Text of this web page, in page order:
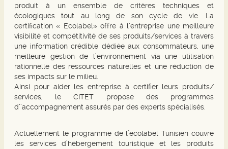
produit à un ensemble de critères techniques et
écologiques tout au long de son cycle de vie. La
certification « Ecolabel» offre à l’entreprise une meilleure
visibilité et compétitivité de ses produits/services à travers
une information crédible dédiée aux consommateurs, une
meilleure gestion de l’environnement via une utilisation
rationnelle des ressources naturelles et une réduction de
ses impacts sur le milieu.
Ainsi pour aider les entreprise à certifier leurs produits/
services, le CITET propose des programmes
d’’accompagnement assurés par des experts spécialisés.
Actuellement le programme de l’ecolabel Tunisien couvre
les services d’hébergement touristique et les produits